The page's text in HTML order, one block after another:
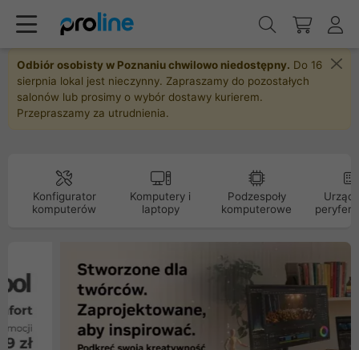
Odbiór osobisty w Poznaniu chwilowo niedostępny. Do 16
sierpnia lokal jest nieczynny. Zapraszamy do pozostałych
salonów lub prosimy o wybór dostawy kurierem.
Przepraszamy za utrudnienia.
Konfigurator
komputerów
Komputery i
laptopy
Podzespoły
komputerowe